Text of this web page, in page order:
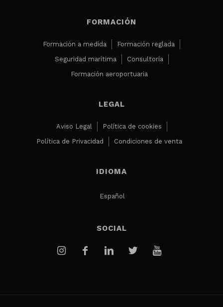
FORMACIÓN
Formación a medida
Formación reglada
Seguridad marítima
Consultoría
Formación aeroportuaria
LEGAL
Aviso Legal
Política de cookies
Política de Privacidad
Condiciones de venta
IDIOMA
Español
SOCIAL